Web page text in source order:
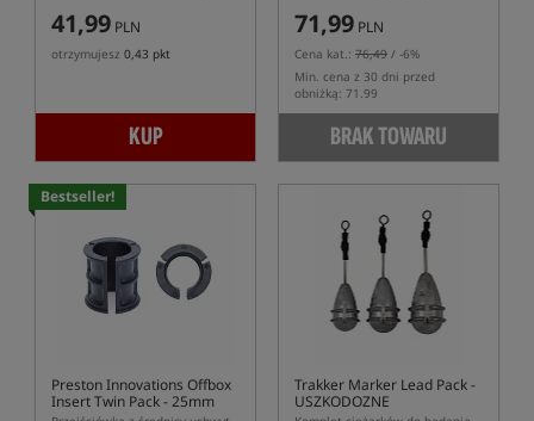
41,99 PLN
otrzymujesz 0,43 pkt
KUP
71,99 PLN
Cena kat.: 76,49 / -6%
Min. cena z 30 dni przed
obniżką: 71.99
BRAK TOWARU
Bestseller!
Preston Innovations Offbox
Insert Twin Pack - 25mm
Trakker Marker Lead Pack-
USZKODOZNE